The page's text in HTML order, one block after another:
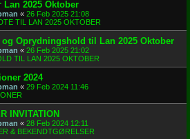
2025 Oktober
« 26 Feb 2025 21:08
TIL LAN 2025 OKTOBER
Oprydningshold til Lan 2025 Oktober
« 26 Feb 2025 21:02
TIL LAN 2025 OKTOBER
2024
« 29 Feb 2024 11:46
INVITATION
« 28 Feb 2024 12:11
& BEKENDTGØRELSER